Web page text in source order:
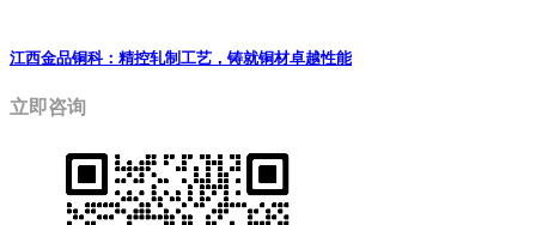
江西金品铜科：精控轧制工艺，铸就铜材卓越性能
立即咨询